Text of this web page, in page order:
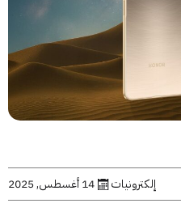
إلكترونيات 14 أغسطس, 2025